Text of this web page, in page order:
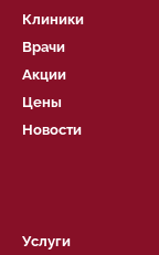
Клиники
Врачи
Акции
Цены
Новости
Услуги